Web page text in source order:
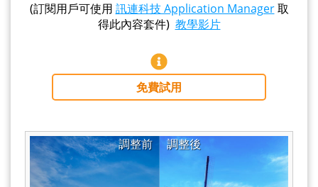
(訂閱用戶可使用 訊連科技 Application Manager取
得此內容套件) 教學影片
免費試用
調整後
調整前